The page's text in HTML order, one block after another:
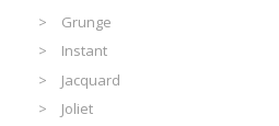
Grunge
Instant
Jacquard
Joliet